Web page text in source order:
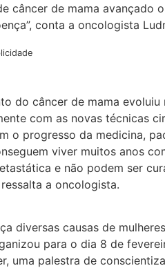
câncer de mama avançado
conta a oncologista
do câncer de mama
com as novas técnicas
o progresso da medicina,
viver muitos anos
e não podem ser
a oncologista.
diversas causas de
para o dia 8 de
uma palestra de